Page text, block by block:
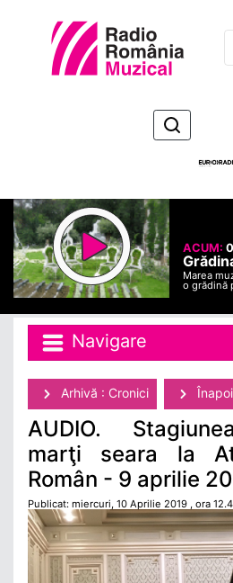
ACUM:
Marea
o grădină
Navigare
Arhivă : Cronici Înapoi
AUDIO.
marţi seara la
Român - 9 aprilie
Publicat: miercuri, 10 Aprilie 2019 , ora